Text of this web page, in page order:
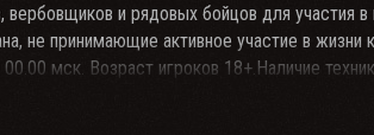
и рядовых бойцов для участия в
не принимающие активное участие в жизни
мск. Возраст игроков 18+.Наличие